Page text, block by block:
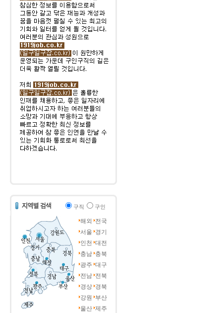
구직 구인
해외
전국
서울 경기
인천 대전
충남 충북
광주 대구
전남 전북
경상 경북
강원
부산
울산 제주